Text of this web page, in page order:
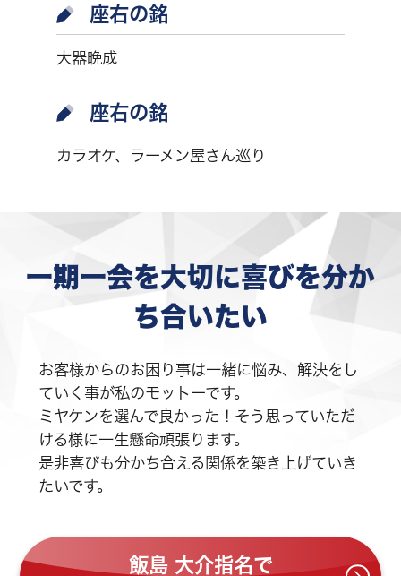
座右の銘
大器晩成
座右の銘
カラオケ、ラーメン屋さん巡り
一期一会を大切に喜びを分か
ち合いたい
お客様からのお困り事は一緒に悩み、解決をし
ていく事が私のモットーです。
ミヤケンを選んで良かった！そう思っていただ
ける様に一生懸命頑張ります。
是非喜びも分かち合える関係を築き上げていき
たいです。
飯島 大介指名で